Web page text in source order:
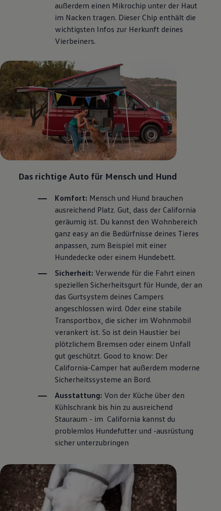
außerdem einen Mikrochip unter der Haut
im Nacken tragen. Dieser Chip enthält die
wichtigsten Infos zur Herkunft deines
Vierbeiners.
Das richtige Auto für Mensch und Hund
Komfort: Mensch und Hund brauchen
ausreichend Platz. Gut, dass der California
geräumig ist. Du kannst den Wohnbereich
ganz easy an die Bedürfnisse deines Tieres
anpassen, zum Beispiel mit einer
Hundedecke oder einem Hundebett.
Sicherheit: Verwende für die Fahrt einen
speziellen Sicherheitsgurt für Hunde, der an
das Gurtsystem deines Campers
angeschlossen wird. Oder eine stabile
Transportbox, die sicher im Wohnmobil
verankert ist. So ist dein Haustier bei
plötzlichem Bremsen oder einem Unfall
gut geschützt. Good to know: Der
California-Camper hat außerdem moderne
Sicherheitssysteme an Bord.
Ausstattung: Von der Küche über den
Kühlschrank bis hin zu ausreichend
Stauraum - im California kannst du
problemlos Hundefutter und -ausrüstung
sicher unterzubringen